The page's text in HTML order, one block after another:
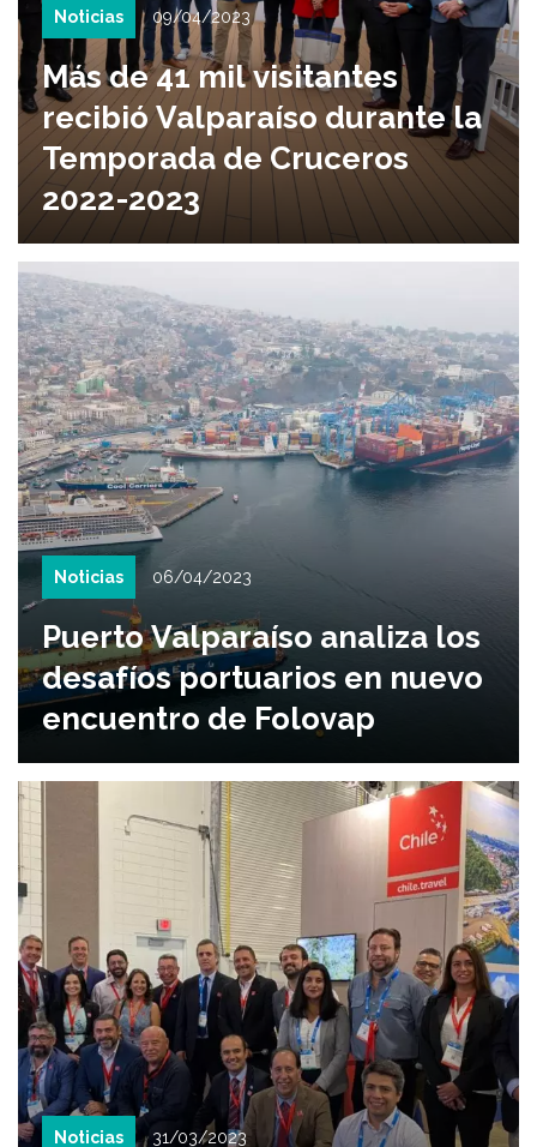
Noticias 09/04/2023
Más de 41 mil visitantes
recibió Valparaíso durante la
Temporada de Cruceros
2022-2023
Noticias 06/04/2023
Puerto Valparaíso analiza los
desafíos portuarios en nuevo
encuentro de Folovap
Noticias 31/03/2023